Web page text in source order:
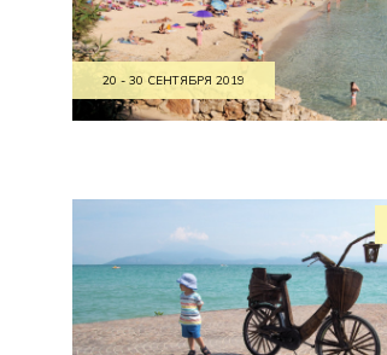
20 - 30 СЕНТЯБРЯ 2019